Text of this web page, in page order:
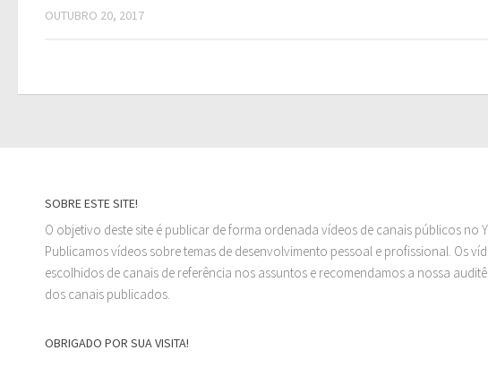
OUTUBRO 20, 2017
SOBRE ESTE SITE!
O objetivo deste site é publicar de forma ordenada vídeos de canais públicos no
Publicamos vídeos sobre temas de desenvolvimento pessoal e profissional. Os
escolhidos de canais de referência nos assuntos e recomendamos a nossa
dos canais publicados.
OBRIGADO POR SUA VISITA!